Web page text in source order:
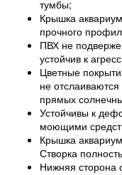
тумбы;
Крышка
прочного
ПВХ не
устойчив к
Цветные
не
прямых
Устойчивы к
моющими
Крышка
Створка
Нижняя сторона